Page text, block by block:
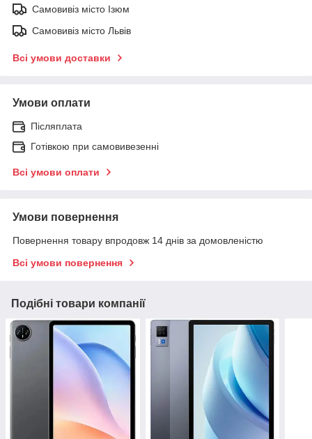
Самовивіз місто Ізюм
Самовивіз місто Львів
Всі умови доставки
Умови оплати
Післяплата
Готівкою при самовивезенні
Всі умови оплати
Умови повернення
Повернення товару впродовж 14 днів за домовленістю
Всі умови повернення
Подібні товари компанії